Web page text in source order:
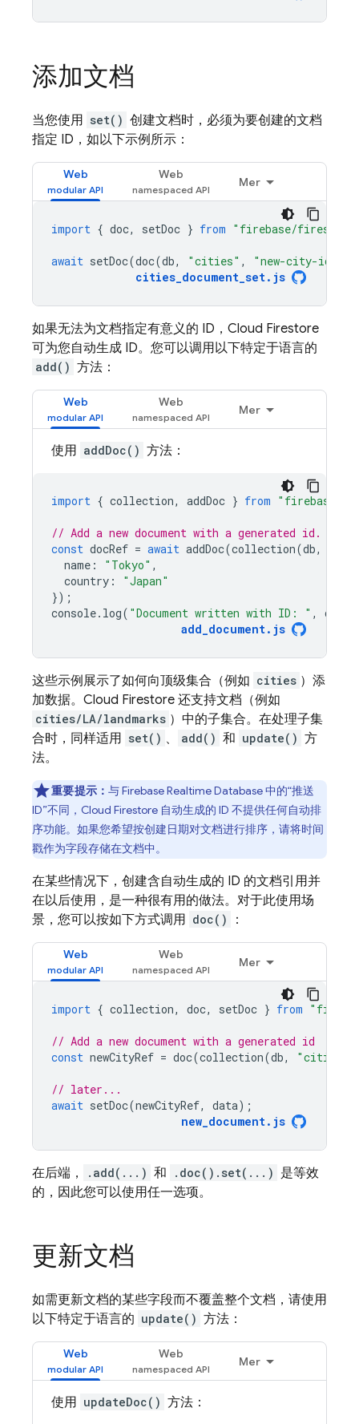
添加文档
当您使用 set() 创建文档时，必须为要创建的文档
指定 ID，如以下示例所示：
Web Web
Mer
import { doc, setDoc } from "firebase/
await setDoc(doc(db, "cities" , "new-city-id"
cities_document_set. js
如果无法为文档指定有意义的 ID， Cloud Firestore
可为您自动生成 ID。您可以调用以下特定于语言的
add() 方法：
Web Web
Mer
使用 addDoc() 方法：
import { collection, addDoc } from "firebase/
// Add a new document with a generated id.
const docRef = await addDoc(collection(db,
name : "Tokyo" ,
country :
"Japan"
});
console. log( "Document written with ID: " ,
add_document. js
这些示例展示了如何向顶级集合（例如 cities ）添
加数据。 Cloud Firestore 还支持文档（例如
cities/LA/landmarks ）中的子集合。在处理子集
合时，同样适用 set() 、 add() 和 update() 方
法。
重要提示：与 Firebase Realtime Database 中的“推送
ID”不同， Cloud Firestore 自动生成的 ID 不提供任何自动排
序功能。如果您希望按创建日期对文档进行排序，请将时间
戳作为字段存储在文档中。
在某些情况下，创建含自动生成的 ID 的文档引用并
在以后使用，是一种很有用的做法。对于此使用场
景，您可以按如下方式调用 doc() ：
Web Web
Mer
import { collection, doc, setDoc } from
// Add a new document with a generated id
const newCityRef = doc(collection(db, "cities"
// later...
await setDoc(newCityRef, data);
new_document. js
在后端， .add(...) 和 .doc().set(...) 是等效
的，因此您可以使用任一选项。
更新文档
如需更新文档的某些字段而不覆盖整个文档，请使用
以下特定于语言的 update() 方法：
Web Web
Mer
使用 updateDoc() 方法：